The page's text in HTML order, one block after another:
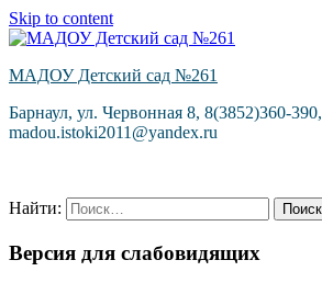
Skip to content
МАДОУ Детский сад №261
Барнаул, ул. Червонная 8, 8(3852)360-390,
madou.istoki2011@yandex.ru
Найти:
Версия для слабовидящих